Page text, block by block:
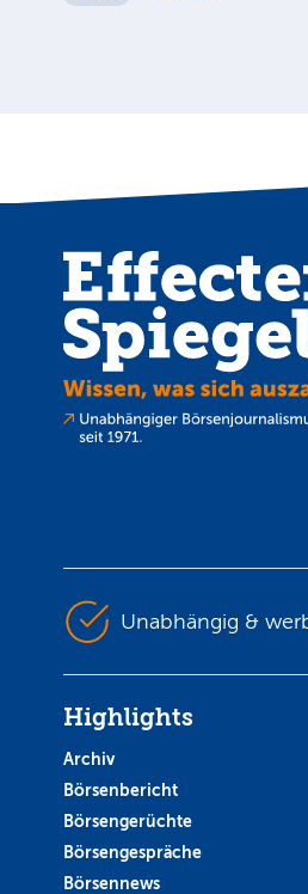
Unabhängig &
Highlights
Archiv
Börsenbericht
Börsengerüchte
Börsengespräche
Börsennews